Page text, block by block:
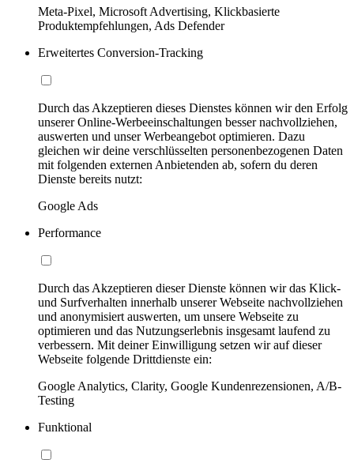
Meta-Pixel, Microsoft Advertising, Klickbasierte
Produktempfehlungen, Ads Defender
Erweitertes Conversion-Tracking
Durch das Akzeptieren dieses Dienstes können wir den Erfolg
unserer Online-Werbeeinschaltungen besser nachvollziehen,
auswerten und unser Werbeangebot optimieren. Dazu
gleichen wir deine verschlüsselten personenbezogenen Daten
mit folgenden externen Anbietenden ab, sofern du deren
Dienste bereits nutzt:
Google Ads
Performance
Durch das Akzeptieren dieser Dienste können wir das Klick-
und Surfverhalten innerhalb unserer Webseite nachvollziehen
und anonymisiert auswerten, um unsere Webseite zu
optimieren und das Nutzungserlebnis insgesamt laufend zu
verbessern. Mit deiner Einwilligung setzen wir auf dieser
Webseite folgende Drittdienste ein:
Google Analytics, Clarity, Google Kundenrezensionen, A/B-
Testing
Funktional